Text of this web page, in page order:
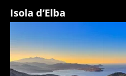
Isola d’Elba